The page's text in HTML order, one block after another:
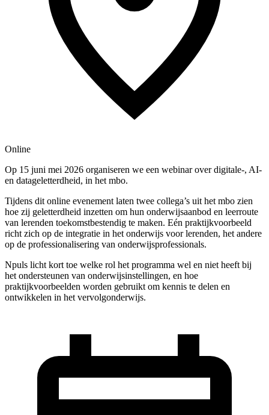
Online
Op 15 juni mei 2026 organiseren we een webinar over digitale-, AI-
en datageletterdheid, in het mbo.
Tijdens dit online evenement laten twee collega’s uit het mbo zien
hoe zij geletterdheid inzetten om hun onderwijsaanbod en leerroute
van lerenden toekomstbestendig te maken. Eén praktijkvoorbeeld
richt zich op de integratie in het onderwijs voor lerenden, het andere
op de professionalisering van onderwijsprofessionals.
Npuls licht kort toe welke rol het programma wel en niet heeft bij
het ondersteunen van onderwijsinstellingen, en hoe
praktijkvoorbeelden worden gebruikt om kennis te delen en
ontwikkelen in het vervolgonderwijs.